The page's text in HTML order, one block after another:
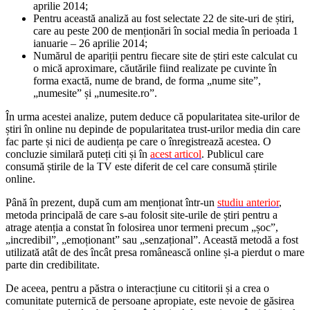
aprilie 2014;
Pentru această analiză au fost selectate 22 de site-uri de știri,
care au peste 200 de menționări în social media în perioada 1
ianuarie – 26 aprilie 2014;
Numărul de apariții pentru fiecare site de știri este calculat cu
o mică aproximare, căutările fiind realizate pe cuvinte în
forma exactă, nume de brand, de forma „nume site”,
„numesite” și „numesite.ro”.
În urma acestei analize, putem deduce că popularitatea site-urilor de
știri în online nu depinde de popularitatea trust-urilor media din care
fac parte și nici de audiența pe care o înregistrează acestea. O
concluzie similară puteți citi și în acest articol. Publicul care
consumă știrile de la TV este diferit de cel care consumă știrile
online.
Până în prezent, după cum am menționat într-un studiu anterior,
metoda principală de care s-au folosit site-urile de știri pentru a
atrage atenția a constat în folosirea unor termeni precum „șoc”,
„incredibil”, „emoționant” sau „senzațional”. Această metodă a fost
utilizată atât de des încât presa românească online și-a pierdut o mare
parte din credibilitate.
De aceea, pentru a păstra o interacțiune cu cititorii și a crea o
comunitate puternică de persoane apropiate, este nevoie de găsirea